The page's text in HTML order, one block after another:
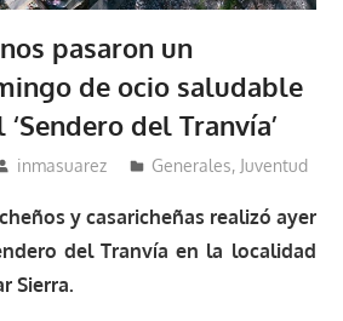
pasaron un
de ocio saludable
del Tranvía’
inmasuarez Generales, Juventud
y casaricheñas realizó ayer
del Tranvía en la localidad
Sierra.